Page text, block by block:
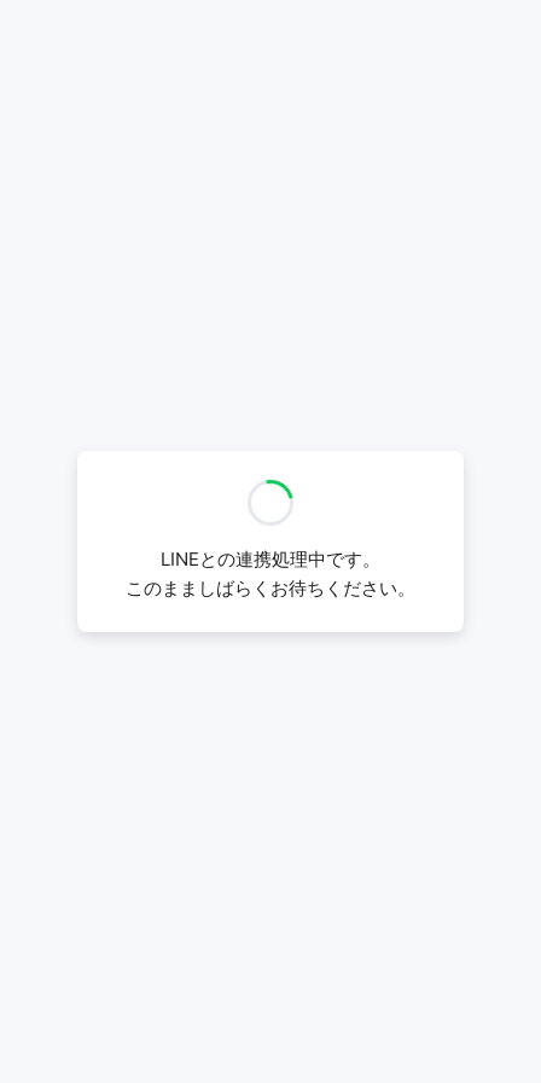
LINEとの連携処理中です。
このまましばらくお待ちください。